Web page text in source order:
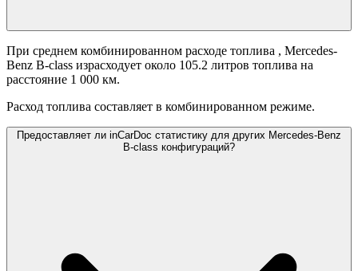
При среднем комбинированном расходе топлива , Mercedes-
Benz B-class израсходует около 105.2 литров топлива на
расстояние 1 000 км.
Расход топлива составляет в комбинированном режиме.
Предоставляет ли inCarDoc статистику для других Mercedes-Benz
B-class конфигураций?